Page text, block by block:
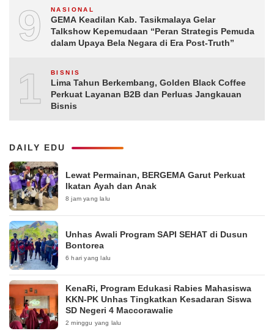
9 NASIONAL
GEMA Keadilan Kab. Tasikmalaya Gelar
Talkshow Kepemudaan “Peran Strategis Pemuda
dalam Upaya Bela Negara di Era Post-Truth”
10BISNIS
Lima Tahun Berkembang, Golden Black Coffee
Perkuat Layanan B2B dan Perluas Jangkauan
Bisnis
DAILY EDU
Lewat Permainan, BERGEMA Garut Perkuat
Ikatan Ayah dan Anak
8 jam yang lalu
Unhas Awali Program SAPI SEHAT di Dusun
Bontorea
6 hari yang lalu
KenaRi, Program Edukasi Rabies Mahasiswa
KKN-PK Unhas Tingkatkan Kesadaran Siswa
SD Negeri 4 Maccorawalie
2 minggu yang lalu